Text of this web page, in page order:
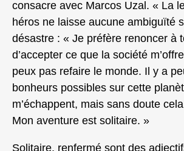
consacre avec Marcos Uzal. « La
héros ne laisse aucune ambiguïté
désastre : « Je préfère renoncer à
d’accepter ce que la société
peux pas refaire le monde. Il y a
bonheurs possibles sur cette
m’échappent, mais sans doute
Mon aventure est solitaire. »
Solitaire, renfermé sont des